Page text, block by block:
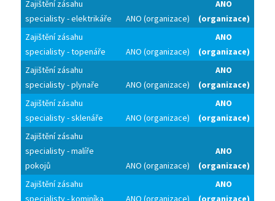
Zajištění zásahu
specialisty - elektrikáře
ANO (organizace)
ANO
(organizace)
Zajištění zásahu
specialisty - topenáře
ANO (organizace)
ANO
(organizace)
Zajištění zásahu
specialisty - plynaře
ANO (organizace)
ANO
(organizace)
Zajištění zásahu
specialisty - sklenáře
ANO (organizace)
ANO
(organizace)
Zajištění zásahu
specialisty - malíře
pokojů
ANO (organizace)
ANO
(organizace)
Zajištění zásahu
specialisty - kominíka
ANO (organizace)
ANO
(organizace)